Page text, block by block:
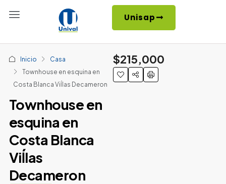
Unisap
Inicio
Casa
Townhouse en esquina en
Costa Blanca Viĺlas Decameron
Townhouse en
esquina en
Costa Blanca
Viĺlas
Decameron
$215,000